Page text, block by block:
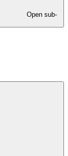
Open sub-